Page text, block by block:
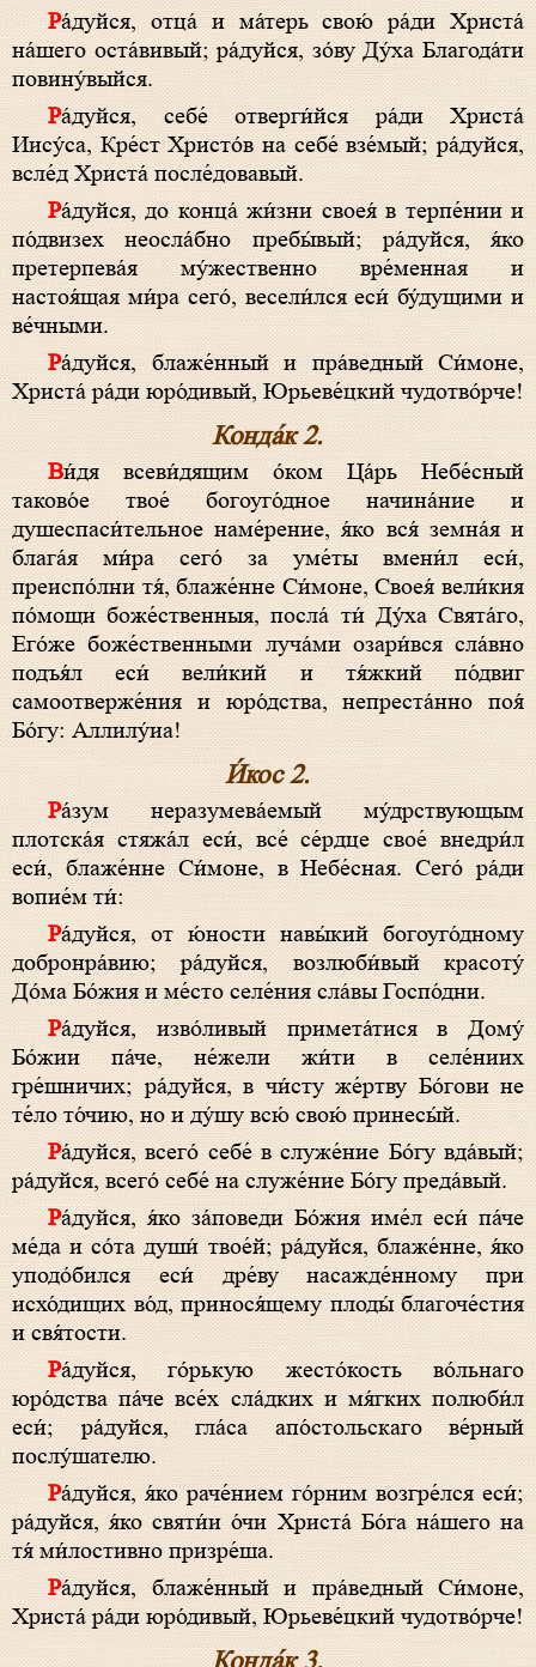
Ра́дуйся, отца́ и ма́терь свою́ ра́ди Христа́
на́шего оста́вивый; ра́дуйся, зо́ву Ду́ха Благода́ти
повину́выйся.
Ра́дуйся, себе́ отверги́йся ра́ди Христа́
Иису́са, Кре́ст Христо́в на себе́ взе́мый; ра́дуйся,
всле́д Христа́ после́довавый.
Ра́дуйся, до конца́ жи́зни своея́ в терпе́нии и
по́двизех неосла́бно пребы́вый; ра́дуйся, я́ко
претерпева́я му́жественно вре́менная и
настоя́щая ми́ра сего́, весели́лся еси́ бу́дущими и
ве́чными.
Ра́дуйся, блаже́нный и пра́ведный Си́моне,
Христа́ ра́ди юро́дивый, Юрьеве́цкий чудотво́рче!
Конда́к 2.
Ви́дя всеви́дящим о́ком Ца́рь Небе́сный
таково́е твое́ богоуго́дное начина́ние и
душеспаси́тельное наме́рение, я́ко вся́ земна́я и
блага́я ми́ра сего́ за уме́ты вмени́л еси́,
преиспо́лни тя́, блаже́нне Си́моне, Своея́ вели́кия
по́мощи боже́ственныя, посла́ ти́ Ду́ха Свята́го,
Его́же боже́ственными луча́ми озари́вся сла́вно
подъя́л еси́ вели́кий и тя́жкий по́двиг
самоотверже́ния и юро́дства, непреста́нно поя́
Бо́гу: Аллилу́иа!
И́кос 2.
Ра́зум неразумева́емый му́дрствующым
плотска́я стяжа́л еси́, все́ се́рдце свое́ внедри́л
еси́, блаже́нне Си́моне, в Небе́сная. Сего́ ра́ди
вопие́м ти́:
Ра́дуйся, от ю́ности навы́кий богоуго́дному
добронра́вию; ра́дуйся, возлюби́вый красоту́
До́ма Бо́жия и ме́сто селе́ния сла́вы Госпо́дни.
Ра́дуйся, изво́ливый примета́тися в Дому́
Бо́жии па́че, не́жели жи́ти в селе́ниих
гре́шничих; ра́дуйся, в чи́сту же́ртву Бо́гови не
те́ло то́чию, но и ду́шу всю́ свою́ принесы́й.
Ра́дуйся, всего́ себе́ в служе́ние Бо́гу вда́вый;
ра́дуйся, всего́ себе́ на служе́ние Бо́гу преда́вый.
Ра́дуйся, я́ко за́поведи Бо́жия име́л еси́ па́че
ме́да и со́та души́ твое́й; ра́дуйся, блаже́нне, я́ко
уподо́бился еси́ дре́ву насажде́нному при
исхо́дищих во́д, принося́щему плоды́ благоче́стия
и свя́тости.
Ра́дуйся, го́рькую жесто́кость во́льнаго
юро́дства па́че все́х сла́дких и мя́гких полюби́л
еси́; ра́дуйся, гла́са апо́стольскаго ве́рный
послу́шателю.
Ра́дуйся, я́ко раче́нием го́рним возгре́лся еси́;
ра́дуйся, я́ко святи́и о́чи Христа́ Бо́га на́шего на
тя́ ми́лостивно призре́ша.
Ра́дуйся, блаже́нный и пра́ведный Си́моне,
Христа́ ра́ди юро́дивый, Юрьеве́цкий чудотво́рче!